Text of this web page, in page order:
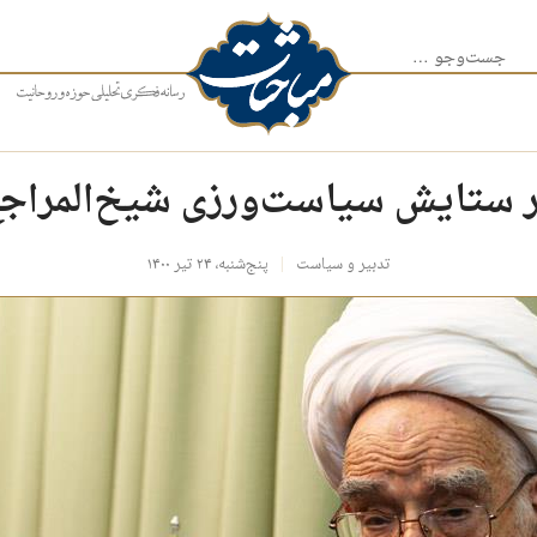
جست‌وجو برای:
ستایش سیاست‌ورزی
تدبیر و سیاست پنج‌شنبه، ۲۴ تیر ۱۴۰۰